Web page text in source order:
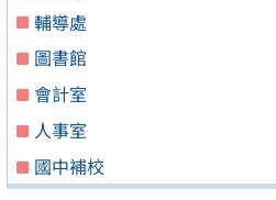
輔導處
圖書館
會計室
人事室
國中補校